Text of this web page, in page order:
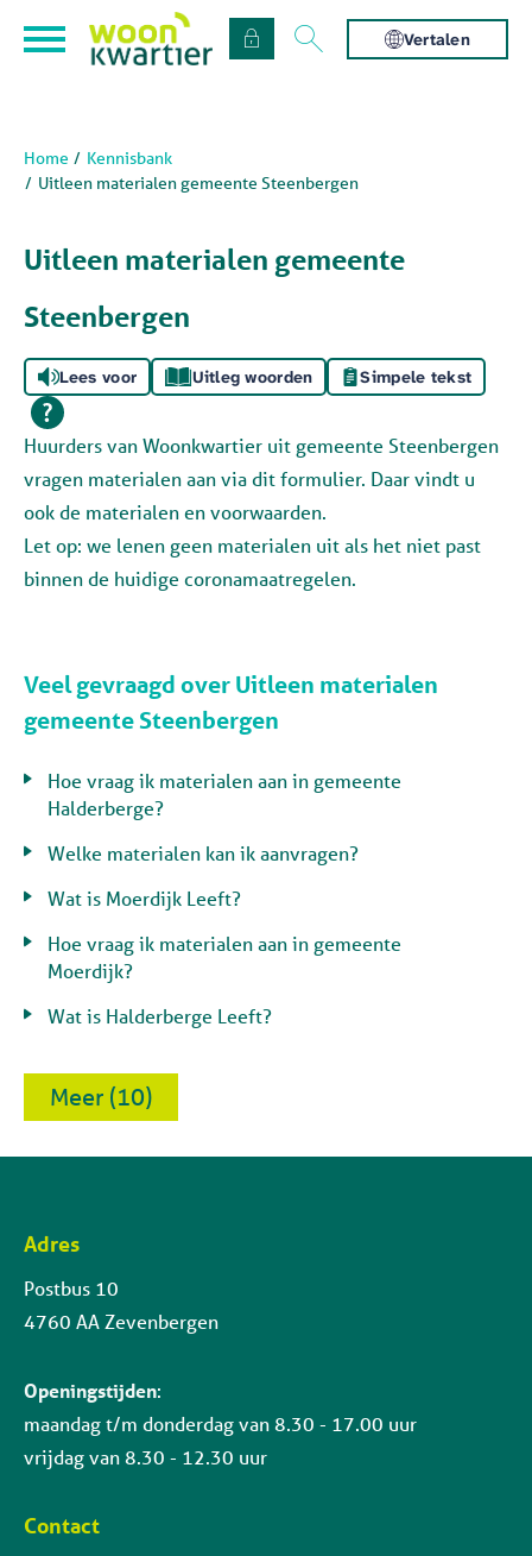
Naar hoofdinhoud
Naar hoofdnavigatiemenu
Naar zoeken
Naar de homepage
Ga naar Hoofd Vertalen
Home
Kennisbank
Uitleen materialen gemeente Steenbergen
Uitleen materialen gemeente
Steenbergen
Lees voor Uitleg woorden Simpele tekst
Huurders van Woonkwartier uit gemeente Steenbergen
vragen materialen aan via dit formulier. Daar vindt u
ook de materialen en voorwaarden.
Let op: we lenen geen materialen uit als het niet past
binnen de huidige coronamaatregelen.
Veel gevraagd over Uitleen materialen
gemeente Steenbergen
Hoe vraag ik materialen aan in gemeente
Halderberge?
Welke materialen kan ik aanvragen?
Wat is Moerdijk Leeft?
Hoe vraag ik materialen aan in gemeente
Moerdijk?
Wat is Halderberge Leeft?
Meer (10)
Contactinformatie
Adres
Postbus 10
4760 AA Zevenbergen
Openingstijden:
maandag t/m donderdag van 8.30 - 17.00 uur
vrijdag van 8.30 - 12.30 uur
Contact